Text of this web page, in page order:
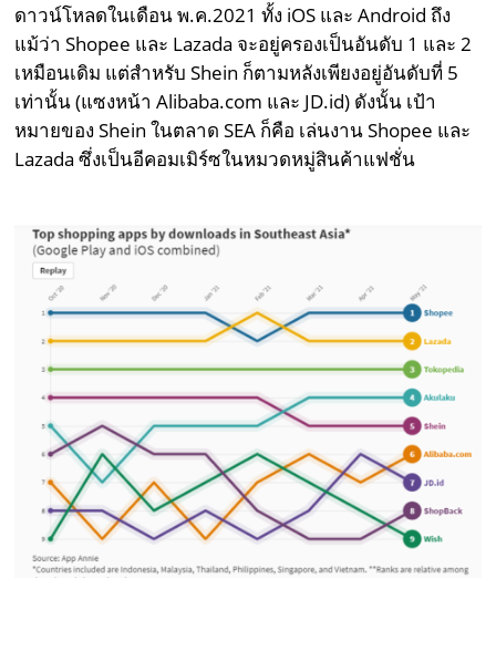
ดาวน์โหลดในเดือน พ.ค.2021 ทั้ง iOS และ Android ถึง
แม้ว่า Shopee และ Lazada จะอยู่ครองเป็นอันดับ 1 และ 2
เหมือนเดิม แต่สำหรับ Shein ก็ตามหลังเพียงอยู่อันดับที่ 5
เท่านั้น (แซงหน้า Alibaba.com และ JD.id) ดังนั้น เป้า
หมายของ Shein ในตลาด SEA ก็คือ เล่นงาน Shopee และ
Lazada ซึ่งเป็นอีคอมเมิร์ซในหมวดหมู่สินค้าแฟชั่น